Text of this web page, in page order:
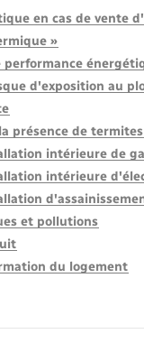
en cas de vente
»
performance
d'exposition au
présence de termites
intérieure de
intérieure
et pollutions
du logement